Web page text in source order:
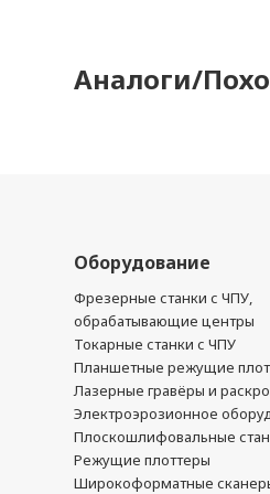
Аналоги/
Оборудование
Фрезерные станки с ЧПУ,
обрабатывающие центры
Токарные станки с ЧПУ
Планшетные режущие
Лазерные гравёры и
Электроэрозионное
Плоскошлифовальные
Режущие плоттеры
Широкоформатные